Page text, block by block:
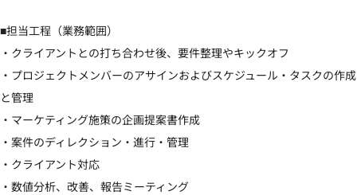
■担当工程（業務範囲）
・クライアントとの打ち合わせ後、要件整理やキックオフ
・プロジェクトメンバーのアサインおよびスケジュール・タスクの作成
と管理
・マーケティング施策の企画提案書作成
・案件のディレクション・進行・管理
・クライアント対応
・数値分析、改善、報告ミーティング